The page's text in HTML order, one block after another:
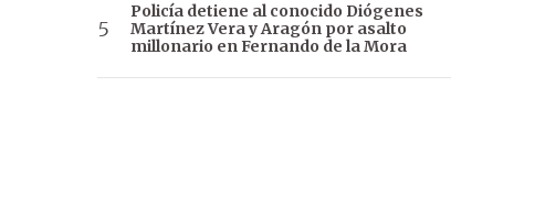
Policía detiene al conocido Diógenes
Martínez Vera y Aragón por asalto
millonario en Fernando de la Mora